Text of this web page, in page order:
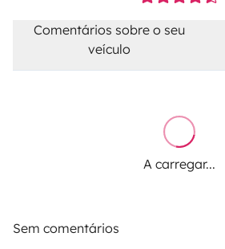
Comentários sobre o seu
veículo
A carregar...
Sem comentários